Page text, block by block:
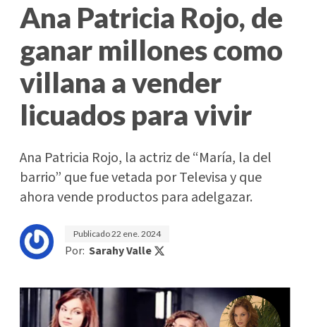
Ana Patricia Rojo, de
ganar millones como
villana a vender
licuados para vivir
Ana Patricia Rojo, la actriz de “María, la del
barrio” que fue vetada por Televisa y que
ahora vende productos para adelgazar.
Publicado22 ene. 2024
Por: Sarahy Valle